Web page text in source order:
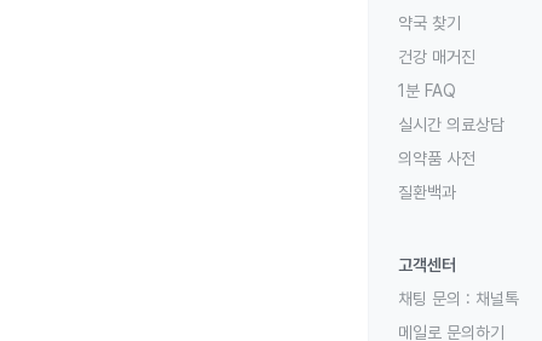
약국 찾기
건강 매거진
1분 FAQ
실시간 의료상담
의약품 사전
질환백과
고객센터
채팅 문의 : 채널톡
메일로 문의하기